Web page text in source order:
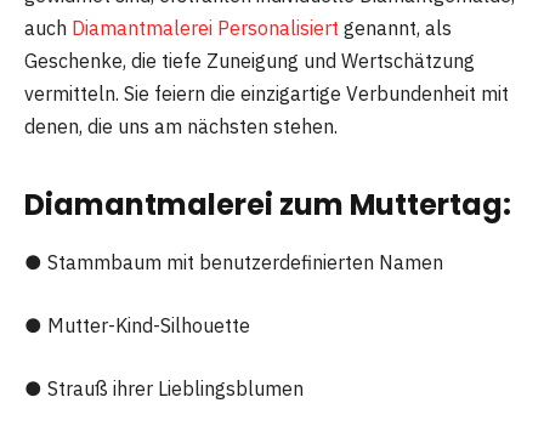
auch Diamantmalerei Personalisiert genannt, als
Geschenke, die tiefe Zuneigung und Wertschätzung
vermitteln. Sie feiern die einzigartige Verbundenheit mit
denen, die uns am nächsten stehen.
Diamantmalerei zum Muttertag:
● Stammbaum mit benutzerdefinierten Namen
● Mutter-Kind-Silhouette
● Strauß ihrer Lieblingsblumen